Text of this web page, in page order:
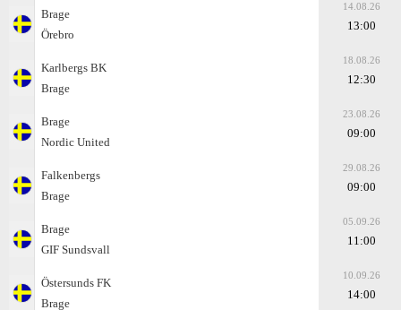
Brage
Örebro
14.08.26
13:00
Karlbergs BK
Brage
18.08.26
12:30
Brage
Nordic United
23.08.26
09:00
Falkenbergs
Brage
29.08.26
09:00
Brage
GIF Sundsvall
05.09.26
11:00
Östersunds FK
Brage
10.09.26
14:00